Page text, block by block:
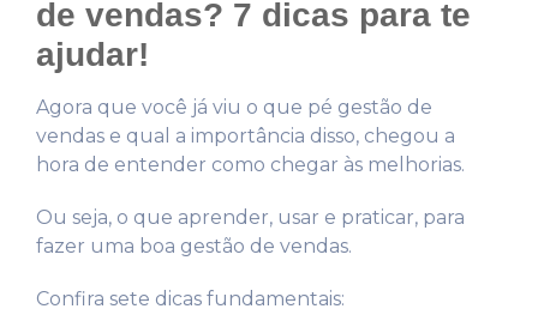
de vendas? 7 dicas para te
ajudar!
Agora que você já viu o que pé gestão de
vendas e qual a importância disso, chegou a
hora de entender como chegar às melhorias.
Ou seja, o que aprender, usar e praticar, para
fazer uma boa gestão de vendas.
Confira sete dicas fundamentais: